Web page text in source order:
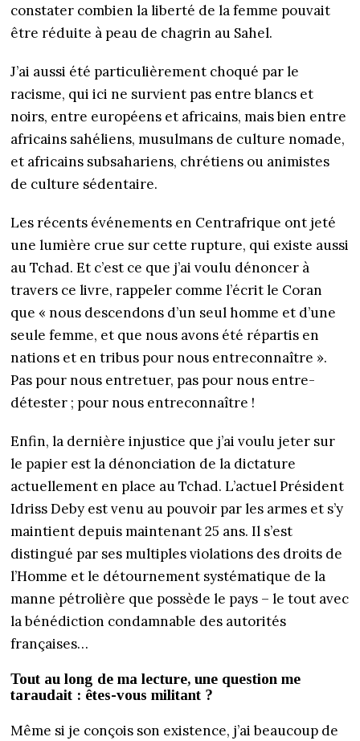
constater combien la liberté de la femme pouvait
être réduite à peau de chagrin au Sahel.
J’ai aussi été particulièrement choqué par le
racisme, qui ici ne survient pas entre blancs et
noirs, entre européens et africains, mais bien entre
africains sahéliens, musulmans de culture nomade,
et africains subsahariens, chrétiens ou animistes
de culture sédentaire.
Les récents événements en Centrafrique ont jeté
une lumière crue sur cette rupture, qui existe aussi
au Tchad. Et c’est ce que j’ai voulu dénoncer à
travers ce livre, rappeler comme l’écrit le Coran
que « nous descendons d’un seul homme et d’une
seule femme, et que nous avons été répartis en
nations et en tribus pour nous entreconnaître ».
Pas pour nous entretuer, pas pour nous entre-
détester ; pour nous entreconnaître !
Enfin, la dernière injustice que j’ai voulu jeter sur
le papier est la dénonciation de la dictature
actuellement en place au Tchad. L’actuel Président
Idriss Deby est venu au pouvoir par les armes et s’y
maintient depuis maintenant 25 ans. Il s’est
distingué par ses multiples violations des droits de
l’Homme et le détournement systématique de la
manne pétrolière que possède le pays – le tout avec
la bénédiction condamnable des autorités
françaises…
Tout au long de ma lecture, une question me
taraudait : êtes-vous militant ?
Même si je conçois son existence, j’ai beaucoup de